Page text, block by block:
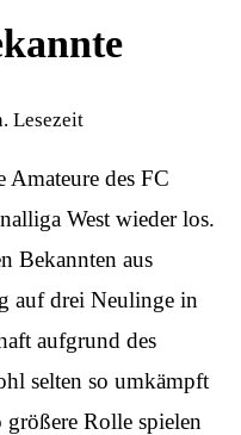
Lesezeit
Amateure des FC
West wieder los.
Bekannten aus
auf drei Neulinge in
aufgrund des
selten so umkämpft
Rolle spielen